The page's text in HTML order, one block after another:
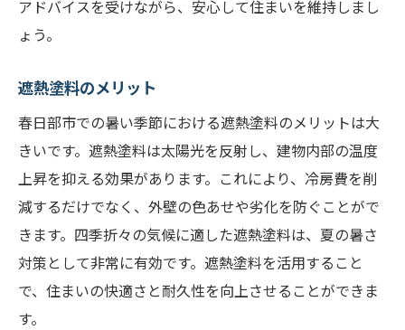
アドバイスを受けながら、安心して住まいを維持しまし
ょう。
遮熱塗料のメリット
春日部市での暑い季節における遮熱塗料のメリットは大
きいです。遮熱塗料は太陽光を反射し、建物内部の温度
上昇を抑える効果があります。これにより、冷房費を削
減するだけでなく、外壁の色あせや劣化を防ぐことがで
きます。四季折々の気候に適した遮熱塗料は、夏の暑さ
対策として非常に有効です。遮熱塗料を活用すること
で、住まいの快適さと耐久性を向上させることができま
す。